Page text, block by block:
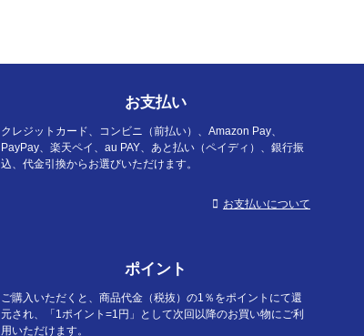
お支払い
クレジットカード、コンビニ（前払い）、Amazon Pay、
PayPay、楽天ペイ、au PAY、あと払い（ペイディ）、銀行振
込、代金引換からお選びいただけます。
お支払いについて
ポイント
ご購入いただくと、商品代金（税抜）の1％をポイントにて還
元され、「1ポイント=1円」として次回以降のお買い物にご利
用いただけます。